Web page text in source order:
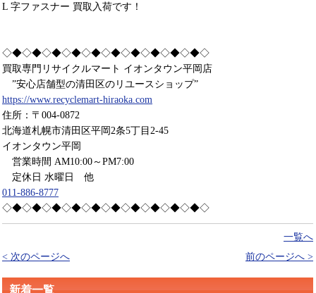
L 字ファスナー 買取入荷です！
◇◆◇◆◇◆◇◆◇◆◇◆◇◆◇◆◇◆◇◆◇
買取専門リサイクルマート イオンタウン平岡店
”安心店舗型の清田区のリユースショップ”
https://www.recyclemart-hiraoka.com
住所：〒004-0872
北海道札幌市清田区平岡2条5丁目2-45
イオンタウン平岡
営業時間 AM10:00～PM7:00
定休日 水曜日 他
011-886-8777
◇◆◇◆◇◆◇◆◇◆◇◆◇◆◇◆◇◆◇◆◇
一覧へ
< 次のページへ
前のページへ >
新着一覧